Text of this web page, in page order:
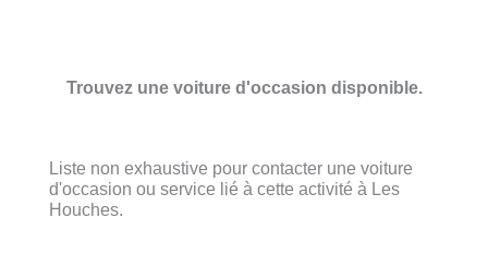
Trouvez une voiture d'occasion disponible.
Liste non exhaustive pour contacter une voiture
d'occasion ou service lié à cette activité à Les
Houches.